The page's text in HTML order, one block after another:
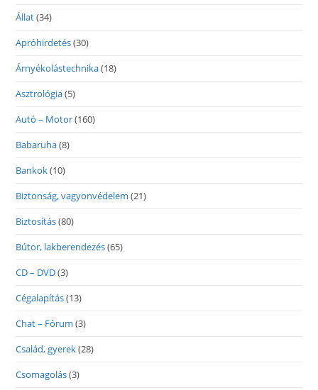
Állat(34)
Apróhirdetés(30)
Árnyékolástechnika(18)
Asztrológia(5)
Autó – Motor(160)
Babaruha(8)
Bankok(10)
Biztonság, vagyonvédelem (21)
Biztosítás(80)
Bútor, lakberendezés(65)
CD – DVD(3)
Cégalapítás(13)
Chat – Fórum (3)
Család, gyerek(28)
Csomagolás(3)